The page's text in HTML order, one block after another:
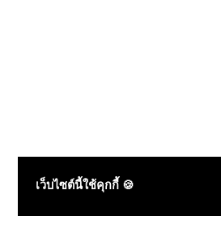
เว็บไซต์นี้ใช้คุกกี้ 🍪